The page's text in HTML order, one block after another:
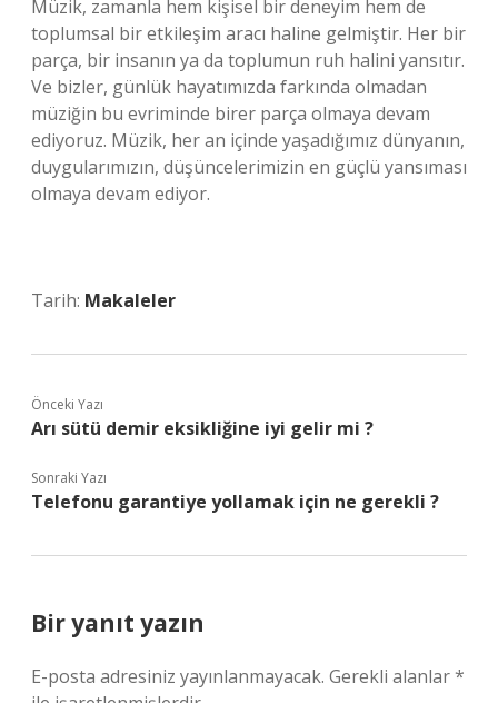
Müzik, zamanla hem kişisel bir deneyim hem de
toplumsal bir etkileşim aracı haline gelmiştir. Her bir
parça, bir insanın ya da toplumun ruh halini yansıtır.
Ve bizler, günlük hayatımızda farkında olmadan
müziğin bu evriminde birer parça olmaya devam
ediyoruz. Müzik, her an içinde yaşadığımız dünyanın,
duygularımızın, düşüncelerimizin en güçlü yansıması
olmaya devam ediyor.
Tarih: Makaleler
Önceki Yazı
Arı sütü demir eksikliğine iyi gelir mi ?
Sonraki Yazı
Telefonu garantiye yollamak için ne gerekli ?
Bir yanıt yazın
E-posta adresiniz yayınlanmayacak. Gerekli alanlar*